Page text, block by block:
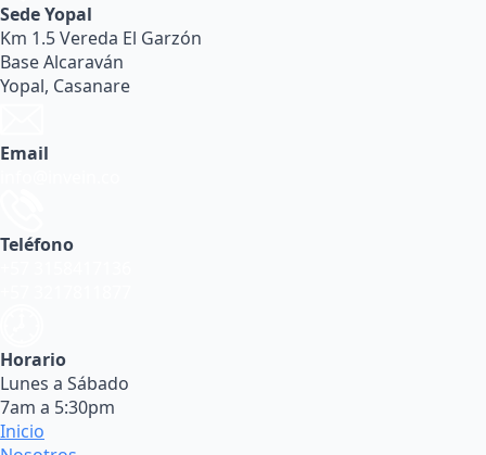
Sede Yopal
Km 1.5 Vereda El Garzón
Base Alcaraván
Yopal, Casanare
Email
Teléfono
Horario
Lunes a Sábado
7am a 5:30pm
Inicio